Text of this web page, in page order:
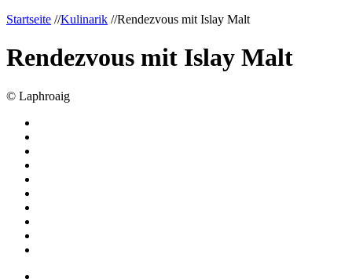
Startseite //Kulinarik //Rendezvous mit Islay Malt
Rendezvous mit Islay Malt
© Laphroaig